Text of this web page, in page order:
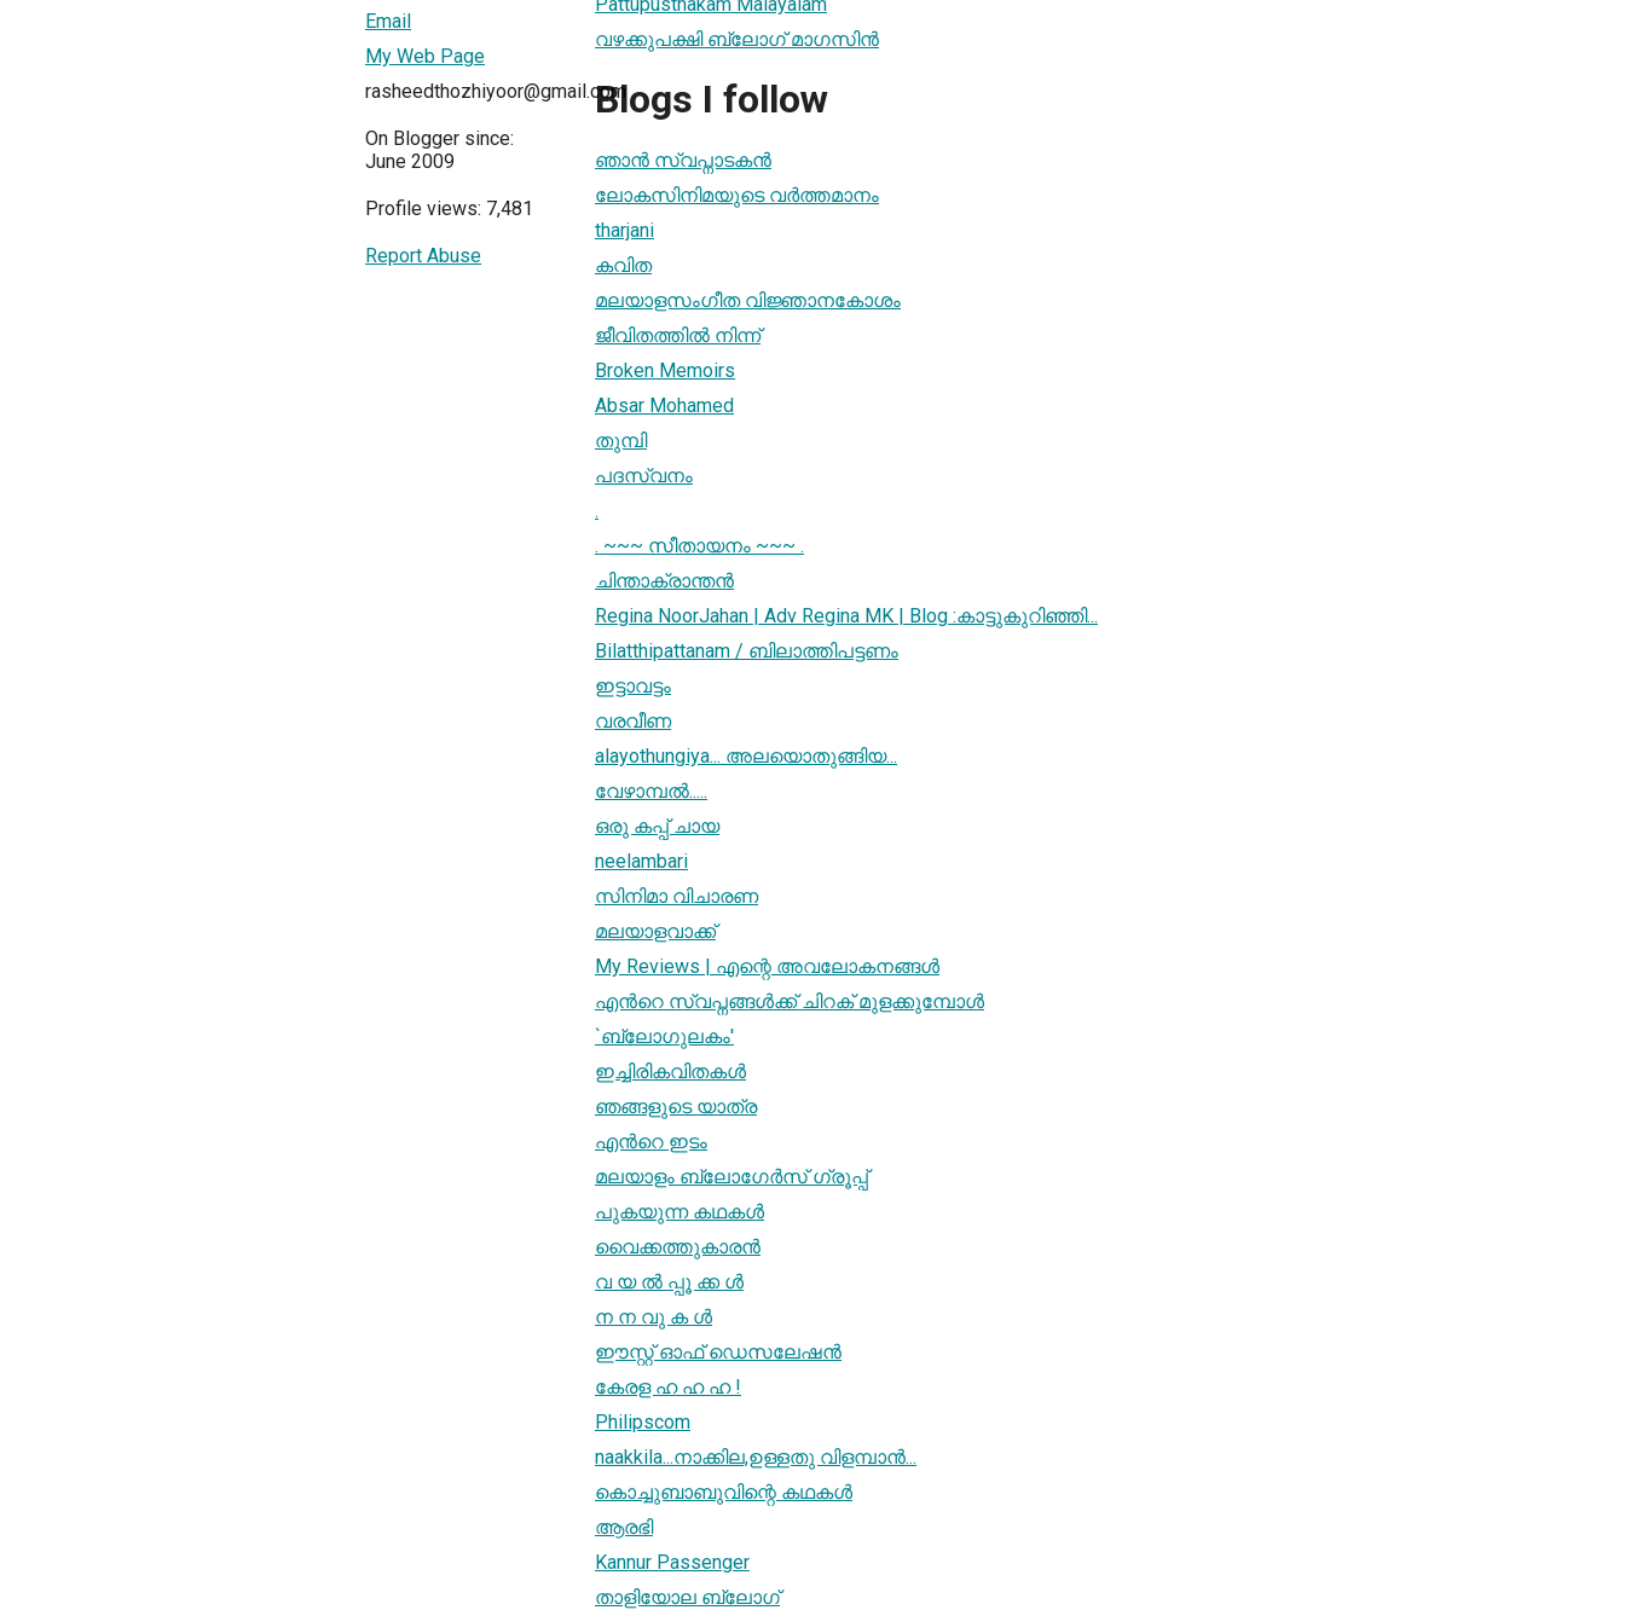
Email
My Web Page
rasheedthozhiyoor@gmail.com
On Blogger since:
June 2009
Profile views: 7,481
Report Abuse
വഴക്കുപക്ഷി ബ്ലോഗ്‌ മാഗസിന്‍
Blogs I follow
ഞാന്‍ സ്വപ്നാടകന്‍
ലോകസിനിമയുടെ വര്‍ത്തമാനം
tharjani
കവിത
മലയാളസംഗീത വിജ്ഞാനകോശം
ജീവിതത്തില്‍ നിന്ന്
Broken Memoirs
Absar Mohamed
തുമ്പി
പദസ്വനം
.
. ~~~ സീതായനം ~~~ .
ചിന്താക്രാന്തന്‍
Regina NoorJahan | Adv Regina MK | Blog :കാട്ടുകുറിഞ്ഞി...
Bilatthipattanam / ബിലാത്തിപട്ടണം
ഇട്ടാവട്ടം
വരവീണ
alayothungiya... അലയൊതുങ്ങിയ...
വേഴാമ്പൽ.....
ഒരു കപ്പ്‌ ചായ
neelambari
സിനിമാ വിചാരണ
മലയാളവാക്ക്‌
My Reviews | എന്റെ അവലോകനങ്ങള്‍‌
എന്‍റെ സ്വപ്നങ്ങള്‍ക്ക് ചിറക് മുളക്കുമ്പോള്‍
`ബ്ലോഗുലകം'
ഇച്ചിരികവിതകള്‍
ഞങ്ങളുടെ യാത്ര
എന്‍റെ ഇടം
മലയാളം ബ്ലോഗേര്‍സ് ഗ്രൂപ്പ്
പുകയുന്ന കഥകള്‍
വൈക്കത്തുകാരന്‍
വ യ ൽ പ്പൂ ക്ക ൾ
ന ന വു ക ള്‍
ഈസ്റ്റ് ഓഫ് ഡെസലേഷൻ
കേരള ഹ ഹ ഹ !
Philipscom
naakkila...നാക്കില,ഉള്ളതു വിളമ്പാന്‍...
കൊച്ചുബാബുവിന്റെ കഥകള്‍
ആരഭി
Kannur Passenger
താളിയോല ബ്ലോഗ്‌